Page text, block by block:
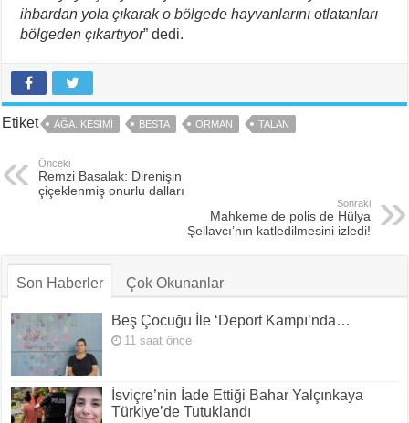
ihbardan yola çıkarak o bölgede hayvanlarını otlatanları
bölgeden çıkartıyor” dedi.
Etiket AĞA. KESIMI BESTA ORMAN TALAN
Önceki
Remzi Basalak: Direnişin
çiçeklenmiş onurlu dalları
Sonraki
Mahkeme de polis de Hülya
Şellavcı’nın katledilmesini izledi!
Son Haberler Çok Okunanlar
Beş Çocuğu İle ‘Deport Kampı’nda…
11 saat önce
İsviçre’nin İade Ettiği Bahar Yalçınkaya
Türkiye’de Tutuklandı